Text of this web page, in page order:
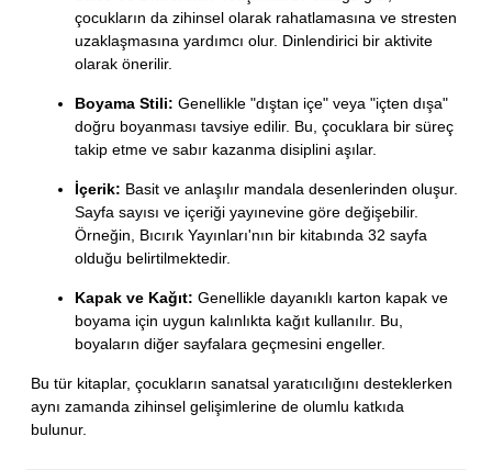
çocukların da zihinsel olarak rahatlamasına ve stresten
uzaklaşmasına yardımcı olur. Dinlendirici bir aktivite
olarak önerilir.
Boyama Stili: Genellikle "dıştan içe" veya "içten dışa"
doğru boyanması tavsiye edilir. Bu, çocuklara bir süreç
takip etme ve sabır kazanma disiplini aşılar.
İçerik: Basit ve anlaşılır mandala desenlerinden oluşur.
Sayfa sayısı ve içeriği yayınevine göre değişebilir.
Örneğin, Bıcırık Yayınları'nın bir kitabında 32 sayfa
olduğu belirtilmektedir.
Kapak ve Kağıt: Genellikle dayanıklı karton kapak ve
boyama için uygun kalınlıkta kağıt kullanılır. Bu,
boyaların diğer sayfalara geçmesini engeller.
Bu tür kitaplar, çocukların sanatsal yaratıcılığını desteklerken
aynı zamanda zihinsel gelişimlerine de olumlu katkıda
bulunur.